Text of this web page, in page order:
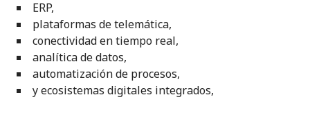
ERP,
plataformas de telemática,
conectividad en tiempo real,
analítica de datos,
automatización de procesos,
y ecosistemas digitales integrados,